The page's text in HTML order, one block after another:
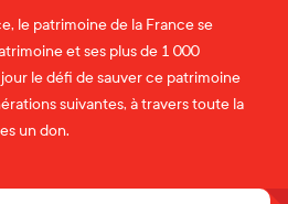
le patrimoine de la France se
et ses plus de 1 000
le défi de sauver ce patrimoine
suivantes, à travers toute la
un don.